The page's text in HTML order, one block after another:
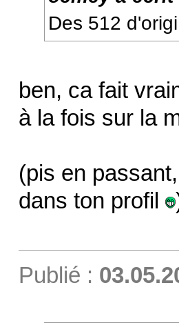
Des 512
ben, ca fait
à la fois sur la
(pis en
dans ton profil
Publié :